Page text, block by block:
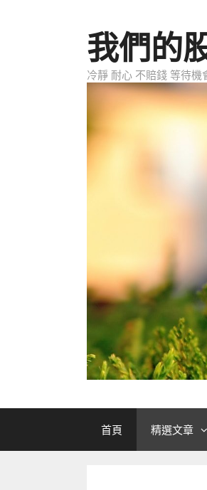
我們的
冷靜 耐心 不賠錢 等待機
首頁 精選文章